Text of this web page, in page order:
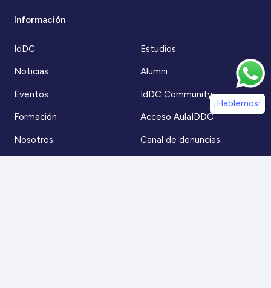
Información
IdDC
Noticias
Eventos
Formación
Nosotros
Estudios
Alumni
IdDC Community
Acceso AulaIDDC
Canal de denuncias
¡Hablemos!